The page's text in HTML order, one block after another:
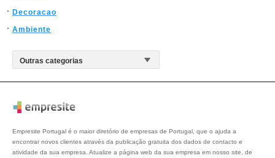
Decoracao
Ambiente
Empresite Portugal é o maior diretório de empresas de Portugal, que o ajuda a
encontrar novos clientes através da publicação gratuita dos dados de contacto e
atividade da sua empresa. Atualize a página web da sua empresa em nosso site, de